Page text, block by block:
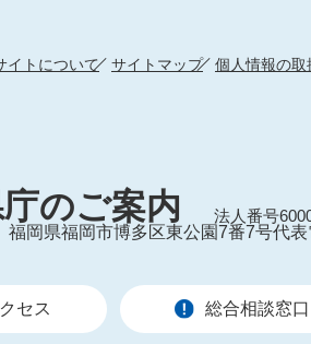
イトについて サイトマップ 個人情報の
のご案内
法人番号
福岡県福岡市博多区東公園7番7号代
セス 総合相談窓口